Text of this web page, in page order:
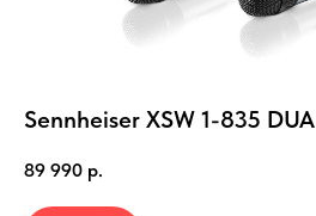
Sennheiser XSW 1-835
89 990 р.